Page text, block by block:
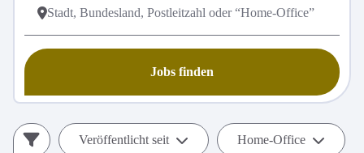
Jobs finden
Veröffentlicht seit Home-Office